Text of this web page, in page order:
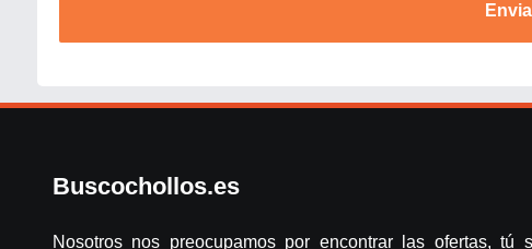
Buscochollos.es
Nosotros nos preocupamos por encontrar las ofertas, tú